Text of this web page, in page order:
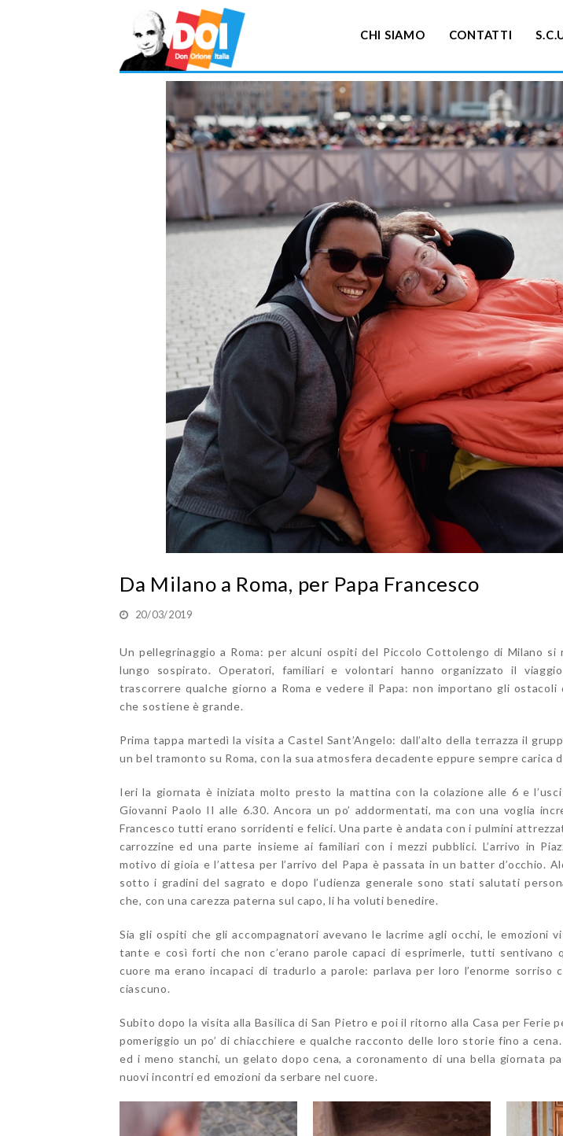
CHI SIAMO CONTATTI
Da Milano a Roma, per Papa Francesco
20/03/2019
Un pellegrinaggio a Roma: per alcuni ospiti del Piccolo Cottolengo di Milano si
lungo sospirato. Operatori, familiari e volontari hanno organizzato il
trascorrere qualche giorno a Roma e vedere il Papa: non importano gli ostacoli
che sostiene è grande.
Prima tappa martedì la visita a Castel Sant’Angelo: dall’alto della terrazza il
un bel tramonto su Roma, con la sua atmosfera decadente eppure sempre carica
Ieri la giornata è iniziata molto presto la mattina con la colazione alle 6 e
Giovanni Paolo II alle 6.30. Ancora un po’ addormentati, ma con una voglia
Francesco tutti erano sorridenti e felici. Una parte è andata con i pulmini
carrozzine ed una parte insieme ai familiari con i mezzi pubblici. L’arrivo in
motivo di gioia e l’attesa per l’arrivo del Papa è passata in un batter d’occhio.
sotto i gradini del sagrato e dopo l’udienza generale sono stati salutati
che, con una carezza paterna sul capo, li ha voluti benedire.
Sia gli ospiti che gli accompagnatori avevano le lacrime agli occhi, le emozioni
tante e così forti che non c’erano parole capaci di esprimerle, tutti sentivano
cuore ma erano incapaci di tradurlo a parole: parlava per loro l’enorme sorriso
ciascuno.
Subito dopo la visita alla Basilica di San Pietro e poi il ritorno alla Casa per Ferie
pomeriggio un po’ di chiacchiere e qualche racconto delle loro storie fino a
ed i meno stanchi, un gelato dopo cena, a coronamento di una bella giornata
nuovi incontri ed emozioni da serbare nel cuore.